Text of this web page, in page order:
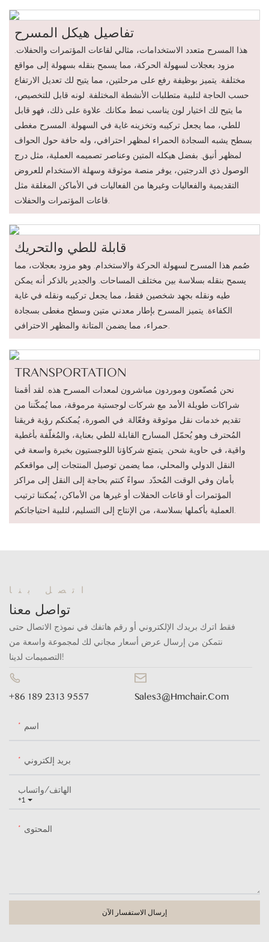
تفاصيل هيكل المسرح
هذا المسرح متعدد الاستخدامات، مثالي لقاعات المؤتمرات والحفلات.
مزود بعجلات لسهولة الحركة، مما يسمح بنقله بسهولة إلى مواقع
مختلفة. يتميز بوظيفة رفع على مرحلتين، مما يتيح لك تعديل الارتفاع
حسب الحاجة لتلبية متطلبات الأنشطة المختلفة. لونه قابل للتخصيص،
ما يتيح لك اختيار لون يناسب نمط مكانك. علاوة على ذلك، فهو قابل
للطي، مما يجعل تركيبه وتخزينه غاية في السهولة. المسرح مغطى
بسطح يشبه السجادة الحمراء لمظهر احترافي، وله حافة حول الحواف
لمظهر أنيق. بفضل هيكله المتين وعناصر تصميمه العملية، مثل درج
الوصول ذي الدرجتين، يوفر منصة موثوقة وسهلة الاستخدام للعروض
التقديمية والفعاليات وغيرها من الفعاليات في الأماكن المغلقة مثل
قاعات المؤتمرات والحفلات.
قابلة للطي والتحريك
صُمم هذا المسرح لسهولة الحركة والاستخدام. وهو مزود بعجلات، مما
يسمح بنقله بسلاسة بين مختلف المساحات. والجدير بالذكر أنه يمكن
طيه ونقله بجهد شخصين فقط، مما يجعل تركيبه ونقله في غاية
الكفاءة. يتميز المسرح بإطار معدني متين وسطح مغطى بسجادة
TRANSPORTATION
نحن مُصنّعون وموردون مباشرون لمعدات المسرح هذه. لقد أقمنا
شراكات طويلة الأمد مع شركات لوجستية مرموقة، مما يُمكّننا من
تقديم خدمات نقل موثوقة وفعّالة. في الصورة، يُمكنكم رؤية فريقنا
المُحترف وهو يُحمّل المسارح القابلة للطي بعناية، والمُغلّفة بأغطية
واقية، في حاوية شحن. يتمتع شركاؤنا اللوجستيون بخبرة واسعة في
النقل الدولي والمحلي، مما يضمن توصيل المنتجات إلى مواقعكم
بأمان وفي الوقت المُحدّد. سواءً كنتم بحاجة إلى النقل إلى مراكز
المؤتمرات أو قاعات الحفلات أو غيرها من الأماكن، يُمكننا ترتيب
اتصل بنا
تواصل معنا
فقط اترك بريدك الإلكتروني أو رقم هاتفك في نموذج الاتصال حتى
نتمكن من إرسال عرض أسعار مجاني لك لمجموعة واسعة من
التصميمات لدينا!
+86 189 2313 9557 Sales3@hmchair.com
اسم
بريد إلكتروني
+1
الهاتف/واتساب
المحتوى
إرسال الاستفسار الآن